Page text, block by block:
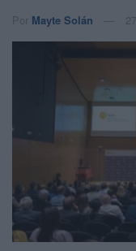
Por Mayte Solán